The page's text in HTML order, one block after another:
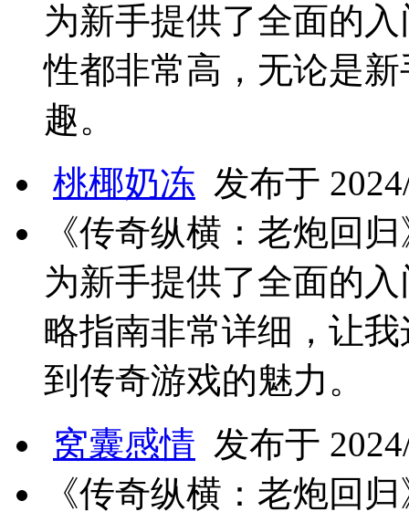
为新手提供了全面的
性都非常高，无论是
趣。
桃椰奶冻 发布于
《传奇纵横：老炮回
为新手提供了全面的
略指南非常详细，让
到传奇游戏的魅力。
窝囊感情 发布于
《传奇纵横：老炮回